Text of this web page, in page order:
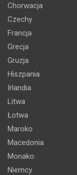
Chorwacja
Czechy
Francja
Grecja
Gruzja
Hiszpania
Irlandia
Litwa
Łotwa
Maroko
Macedonia
Monako
Niemcy